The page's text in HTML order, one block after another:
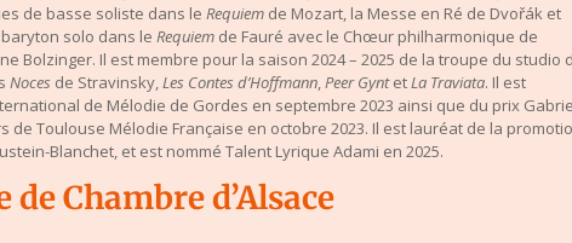
de basse soliste dans le Requiem de Mozart, la Messe en Ré de Dvořák et
solo dans le Requiem de Fauré avec le Chœur philharmonique de
Bolzinger. Il est membre pour la saison 2024 – 2025 de la troupe du studio
Noces de Stravinsky,Les Contes d’Hoffmann,Peer GyntetLa Traviata. Il est
de Mélodie de Gordes en septembre 2023 ainsi que du prix
de Toulouse Mélodie Française en octobre 2023. Il est lauréat de la
Blanchet, et est nommé Talent Lyrique Adami en 2025.
Chambre d’Alsace